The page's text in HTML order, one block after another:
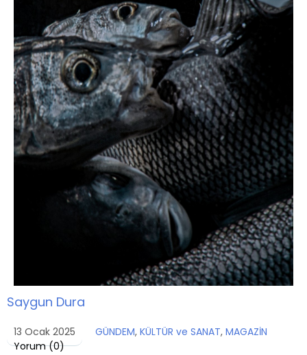
Saygun Dura
13 Ocak 2025 GÜNDEM, KÜLTÜR ve SANAT, MAGAZİN
Yorum (0)